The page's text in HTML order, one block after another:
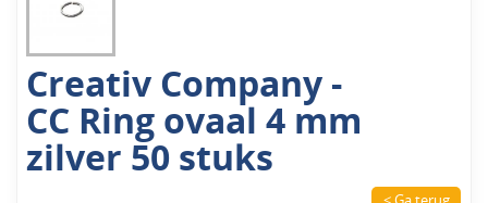
Creativ Company -
CC Ring ovaal 4 mm
zilver 50 stuks